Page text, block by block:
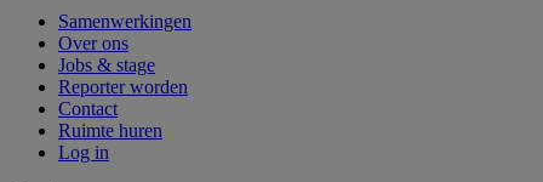
Samenwerkingen
Over ons
Jobs & stage
Reporter worden
Contact
Ruimte huren
Log in